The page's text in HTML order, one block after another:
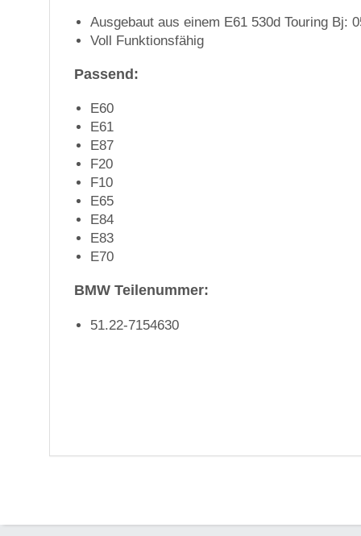
Ausgebaut aus einem E61 530d Touring Bj:
Voll Funktionsfähig
Passend:
E60
E61
E87
F20
F10
E65
E84
E83
E70
BMW Teilenummer:
51.22-7154630